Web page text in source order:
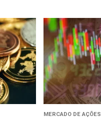
MERCADO DE AÇÕES